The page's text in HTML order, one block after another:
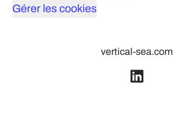
Gérer les cookies
vertical-sea.com